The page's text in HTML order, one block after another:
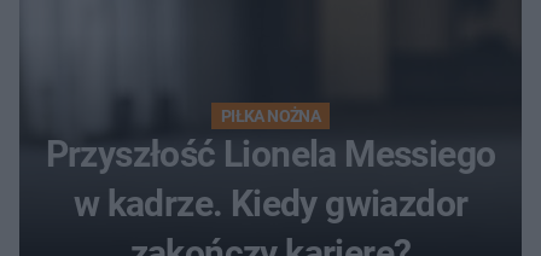
PIŁKA NOŻNA
Przyszłość Lionela Messiego
w kadrze. Kiedy gwiazdor